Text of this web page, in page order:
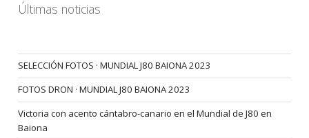
Últimas noticias
SELECCIÓN FOTOS · MUNDIAL J80 BAIONA 2023
FOTOS DRON · MUNDIAL J80 BAIONA 2023
Victoria con acento cántabro-canario en el Mundial de J80 en
Baiona